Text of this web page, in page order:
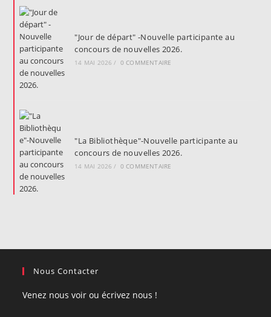
"Jour de départ" -Nouvelle participante au
concours de nouvelles 2026.
14 MAI 2026 / 0 COMMENTAIRE
"La Bibliothèque"-Nouvelle participante au
concours de nouvelles 2026.
14 MAI 2026 / 0 COMMENTAIRE
Nous Contacter
Venez nous voir ou écrivez nous !